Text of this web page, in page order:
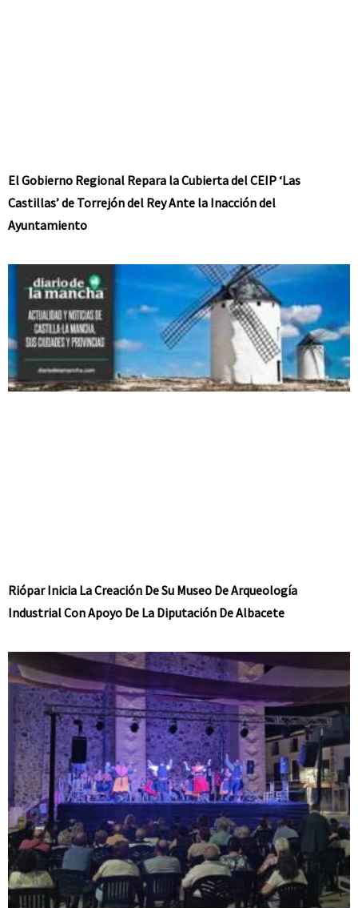
El Gobierno Regional Repara la Cubierta del CEIP ‘Las
Castillas’ de Torrejón del Rey Ante la Inacción del
Ayuntamiento
Riópar Inicia La Creación De Su Museo De Arqueología
Industrial Con Apoyo De La Diputación De Albacete